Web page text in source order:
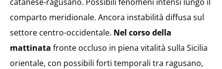
comparto meridionale. Ancora instabilità diffusa sul
settore centro-occidentale. Nel corso della
mattinata fronte occluso in piena vitalità sulla Sicilia
orientale, con possibili forti temporali tra ragusano,